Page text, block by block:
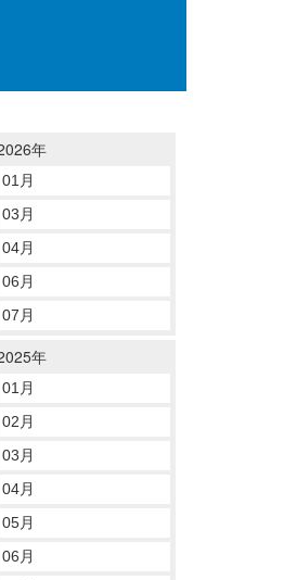
年
01月
03月
04月
06月
07月
年
01月
02月
03月
04月
05月
06月